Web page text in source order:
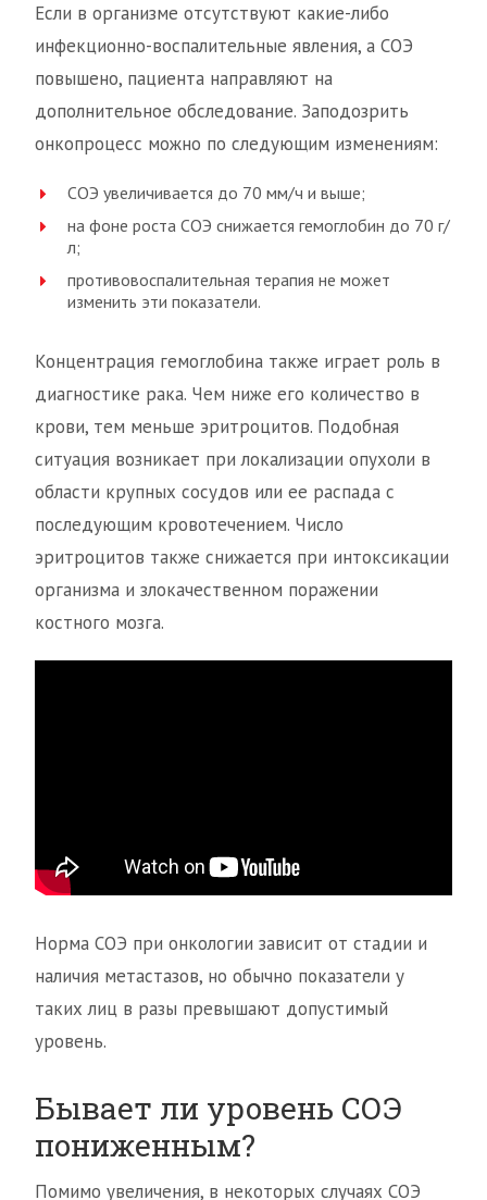
Если в организме отсутствуют какие-либо
инфекционно-воспалительные явления, а СОЭ
повышено, пациента направляют на
дополнительное обследование. Заподозрить
онкопроцесс можно по следующим изменениям:
СОЭ увеличивается до 70 мм/ч и выше;
на фоне роста СОЭ снижается гемоглобин до 70 г/
л;
противовоспалительная терапия не может
изменить эти показатели.
Концентрация гемоглобина также играет роль в
диагностике рака. Чем ниже его количество в
крови, тем меньше эритроцитов. Подобная
ситуация возникает при локализации опухоли в
области крупных сосудов или ее распада с
последующим кровотечением. Число
эритроцитов также снижается при интоксикации
организма и злокачественном поражении
костного мозга.
Норма СОЭ при онкологии зависит от стадии и
наличия метастазов, но обычно показатели у
таких лиц в разы превышают допустимый
уровень.
Бывает ли уровень СОЭ
пониженным?
Помимо увеличения, в некоторых случаях СОЭ